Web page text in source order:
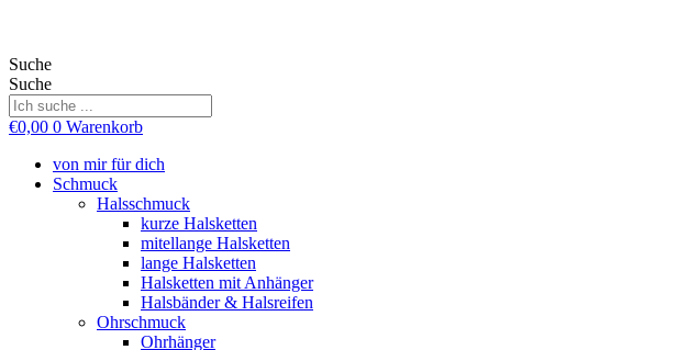
Suche
Suche
€0,00 0 Warenkorb
von mir für dich
Schmuck
Halsschmuck
kurze Halsketten
mitellange Halsketten
lange Halsketten
Halsketten mit Anhänger
Halsbänder & Halsreifen
Ohrschmuck
Ohrhänger